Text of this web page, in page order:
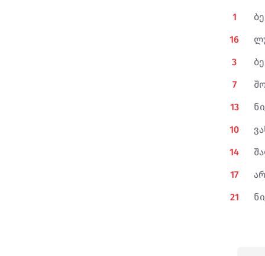
1
16
3
7
13
10
14
17
21